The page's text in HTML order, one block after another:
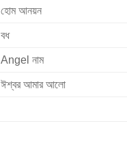
হোম আনয়ন
বধ
Angel নাম
ঈশ্বর আমার আলো